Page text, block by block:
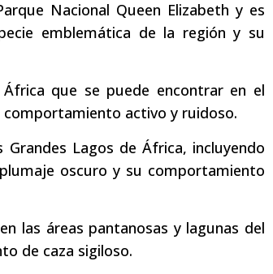
Nacional Queen Elizabeth y es
emblemática de la región y su
que se puede encontrar en el
comportamiento activo y ruidoso.
Lagos de África, incluyendo
oscuro y su comportamiento
las áreas pantanosas y lagunas del
de caza sigiloso.